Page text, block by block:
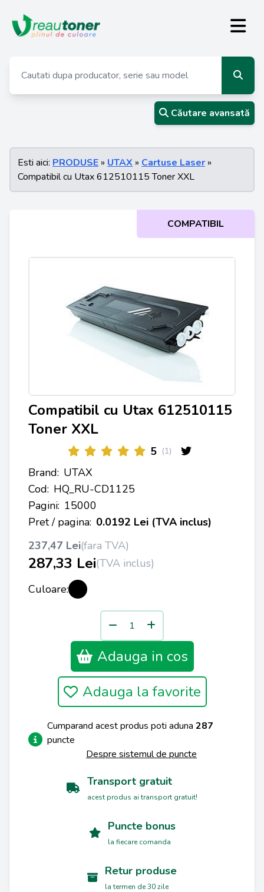
Căutare avansată
Esti aici: PRODUSE » UTAX » Cartuse Laser »
Compatibil cu Utax 612510115 Toner XXL
COMPATIBIL
Compatibil cu Utax 612510115
Toner XXL
5 (1)
Brand: UTAX
Cod: HQ_RU-CD1125
Pagini: 15000
Pret / pagina: 0.0192 Lei (TVA inclus)
237,47 Lei(fara TVA)
287,33 Lei(TVA inclus)
Culoare:
Adauga in cos
Adauga la favorite
Cumparand acest produs poti aduna 287
puncte
Despre sistemul de puncte
Transport gratuit
acest produs ai transport gratuit!
Puncte bonus
la fiecare comanda
Retur produse
la termen de 30 zile